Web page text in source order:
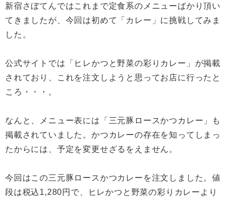
新宿さぼてんではこれまで定食系のメニューばかり頂い
てきましたが、今回は初めて「カレー」に挑戦してみま
した。
公式サイトでは「ヒレかつと野菜の彩りカレー」が掲載
されており、これを注文しようと思ってお店に行ったと
ころ・・・。
なんと、メニュー表には「三元豚ロースかつカレー」も
掲載されていました。かつカレーの存在を知ってしまっ
たからには、予定を変更せざるをえません。
今回はこの三元豚ロースかつカレーを注文しました。値
段は税込1,280円で、ヒレかつと野菜の彩りカレーより